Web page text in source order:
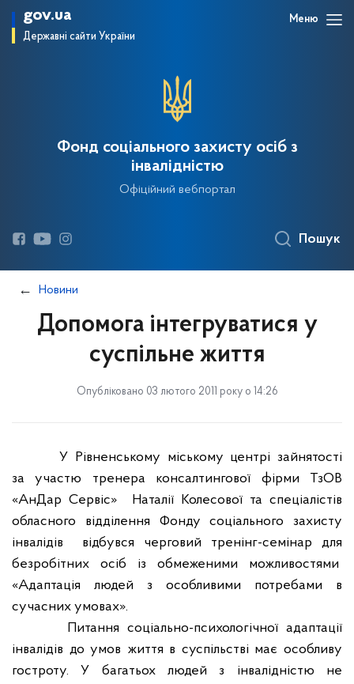
gov.ua
Державні сайти України
Меню
Фонд соціального захисту осіб з
інвалідністю
Офіційний вебпортал
Пошук
Новини
Допомога інтегруватися у
суспільне життя
Опубліковано 03 лютого 2011 року о 14:26
У Рівненському міському центрі зайнятості
за участю тренера консалтингової фірми ТзОВ
«АнДар Сервіс»
Наталії Колесової та спеціалістів
обласного відділення Фонду соціального захисту
інвалідів
відбувся черговий тренінг-семінар для
безробітних осіб із обмеженими можливостями
«Адаптація людей з особливими потребами в
сучасних умовах».
Питання соціально-психологічної адаптації
інвалідів до умов життя в суспільстві має особливу
гостроту. У багатьох людей з інвалідністю не